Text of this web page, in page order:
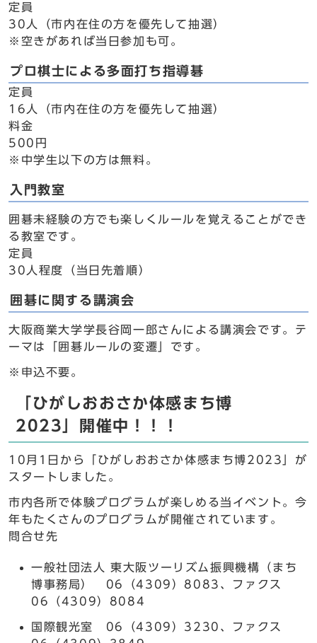
定員
30人（市内在住の方を優先して抽選）
※空きがあれば当日参加も可。
プロ棋士による多面打ち指導碁
定員
16人（市内在住の方を優先して抽選）
料金
500円
※中学生以下の方は無料。
入門教室
囲碁未経験の方でも楽しくルールを覚えることができ
る教室です。
定員
30人程度（当日先着順）
囲碁に関する講演会
大阪商業大学学長谷岡一郎さんによる講演会です。テ
ーマは「囲碁ルールの変遷」です。
※申込不要。
「ひがしおおさか体感まち博
2023」開催中！！！
10月1日から「ひがしおおさか体感まち博2023」が
スタートしました。
市内各所で体験プログラムが楽しめる当イベント。今
年もたくさんのプログラムが開催されています。
問合せ先
一般社団法人 東大阪ツーリズム振興機構（まち
博事務局） 06（4309）8083、ファクス
06（4309）8084
国際観光室 06（4309）3230、ファクス